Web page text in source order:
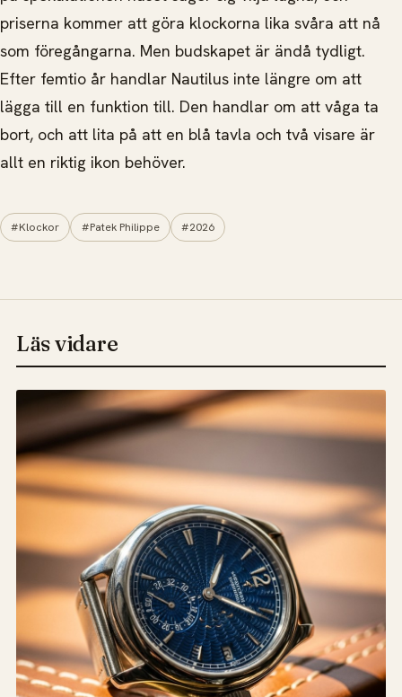
priserna kommer att göra klockorna lika svåra att nå
som föregångarna. Men budskapet är ändå tydligt.
Efter femtio år handlar Nautilus inte längre om att
lägga till en funktion till. Den handlar om att våga ta
bort, och att lita på att en blå tavla och två visare är
allt en riktig ikon behöver.
#Klockor #Patek Philippe #2026
Läs vidare